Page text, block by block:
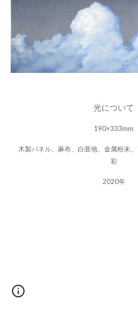
光について
190×333mm
木製パネル、麻布、白亜地、金属粉末
彩
2020年